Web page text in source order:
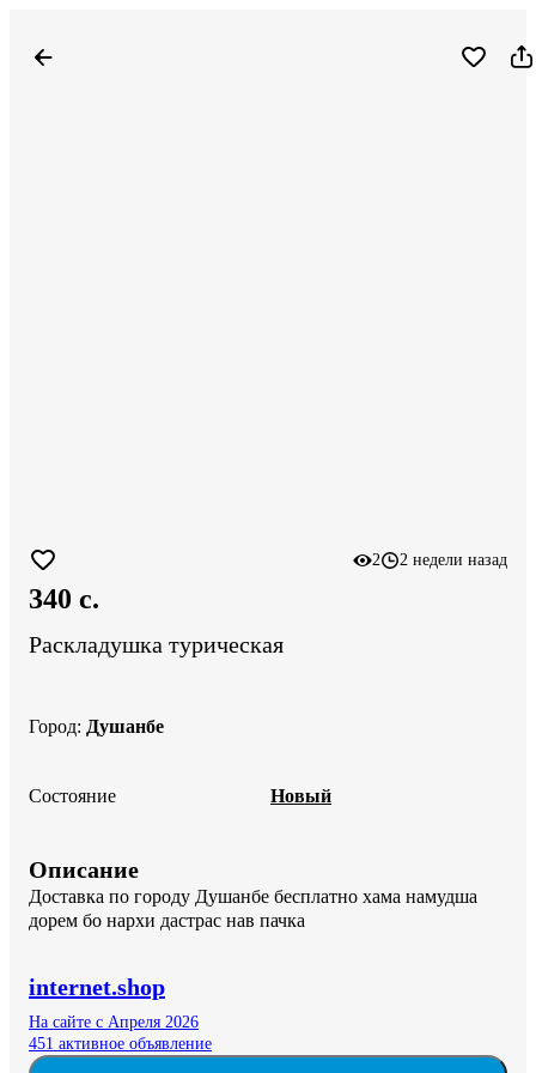
2 2 недели назад
340 c.
Раскладушка турическая
Город: Душанбе
Состояние Новый
Описание
Доставка по городу Душанбе бесплатно хама намудша
дорем бо нархи дастрас нав пачка
internet.shop
На сайте с Апреля 2026
451 активное объявление